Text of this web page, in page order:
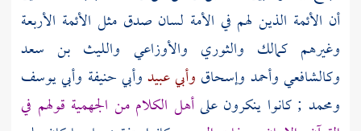
أن الأئمة الذين لهم في الأمة لسان صدق مثل الأئمة الأربعة
وغيرهمكمالك والثوري والأوزاعي والليث بن سعد
وكالشافعيوأحمد وإسحاق وأبي عبيدوأبي حنيفة وأبي يوسف
ومحمد ; كانوا ينكرون علىأهل الكلاممن الجهمية قولهم في